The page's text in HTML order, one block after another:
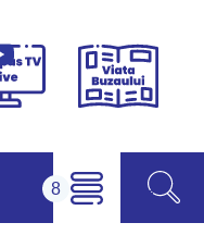
Campus
Viața